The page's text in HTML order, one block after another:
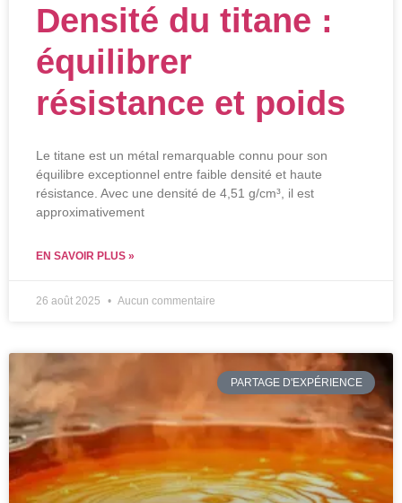
Densité du titane :
équilibrer
résistance et poids
Le titane est un métal remarquable connu pour son
équilibre exceptionnel entre faible densité et haute
résistance. Avec une densité de 4,51 g/cm³, il est
approximativement
EN SAVOIR PLUS »
26 août 2025 Aucun commentaire
PARTAGE D'EXPÉRIENCE